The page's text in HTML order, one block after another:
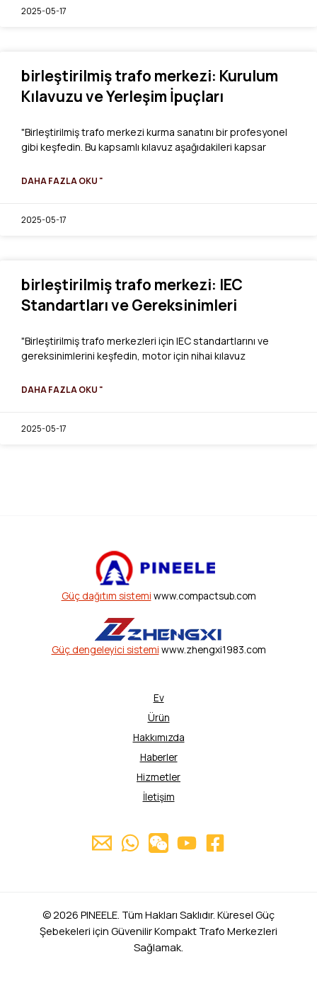
2025-05-17
birleştirilmiş trafo merkezi: Kurulum
Kılavuzu ve Yerleşim İpuçları
"Birleştirilmiş trafo merkezi kurma sanatını bir profesyonel
gibi keşfedin. Bu kapsamlı kılavuz aşağıdakileri kapsar
DAHA FAZLA OKU "
2025-05-17
birleştirilmiş trafo merkezi: IEC
Standartları ve Gereksinimleri
"Birleştirilmiş trafo merkezleri için IEC standartlarını ve
gereksinimlerini keşfedin, motor için nihai kılavuz
DAHA FAZLA OKU "
2025-05-17
Güç dağıtım sistemi www.compactsub.com
Güç dengeleyici sistemi www.zhengxi1983.com
Ev
Ürün
Hakkımızda
Haberler
Hizmetler
İletişim
© 2026 PINEELE. Tüm Hakları Saklıdır. Küresel Güç
Şebekeleri için Güvenilir Kompakt Trafo Merkezleri
Sağlamak.